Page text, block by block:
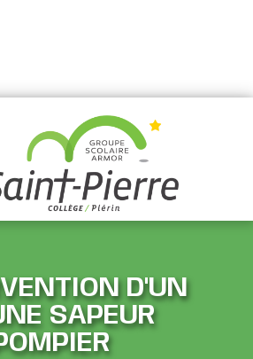
D'UN
SAPEUR